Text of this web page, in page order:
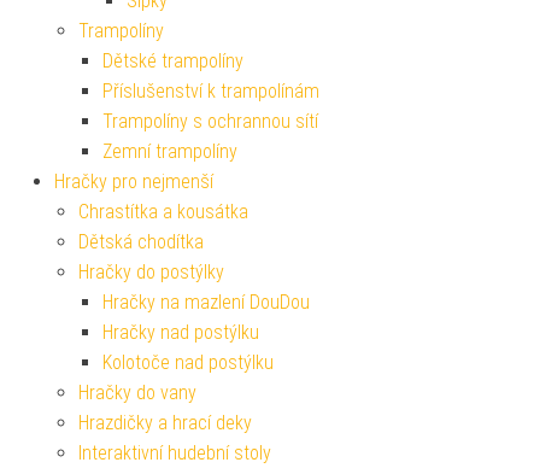
Trampolíny
Dětské trampolíny
Příslušenství k trampolínám
Trampolíny s ochrannou sítí
Zemní trampolíny
Hračky pro nejmenší
Chrastítka a kousátka
Dětská chodítka
Hračky do postýlky
Hračky na mazlení DouDou
Hračky nad postýlku
Kolotoče nad postýlku
Hračky do vany
Hrazdičky a hrací deky
Interaktivní hudební stoly